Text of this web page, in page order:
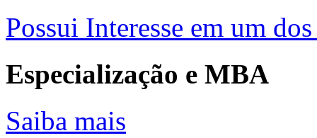
Possui Interesse em um
Especialização e MBA
Saiba mais